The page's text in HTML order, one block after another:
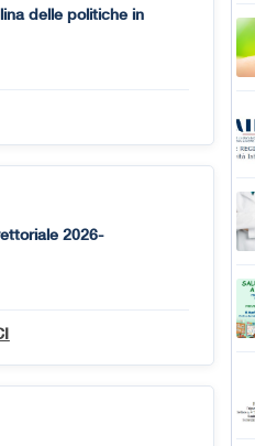
delle politiche in
2026-